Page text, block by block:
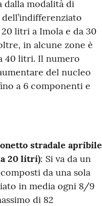
dalla modalità di
litri a Imola e da 30
in alcune zone è
40 litri. Il numero
del nucleo
a 6 componenti e
stradale apribile
20 litri): Si va da un
da una sola
in media ogni 8/9
di 82